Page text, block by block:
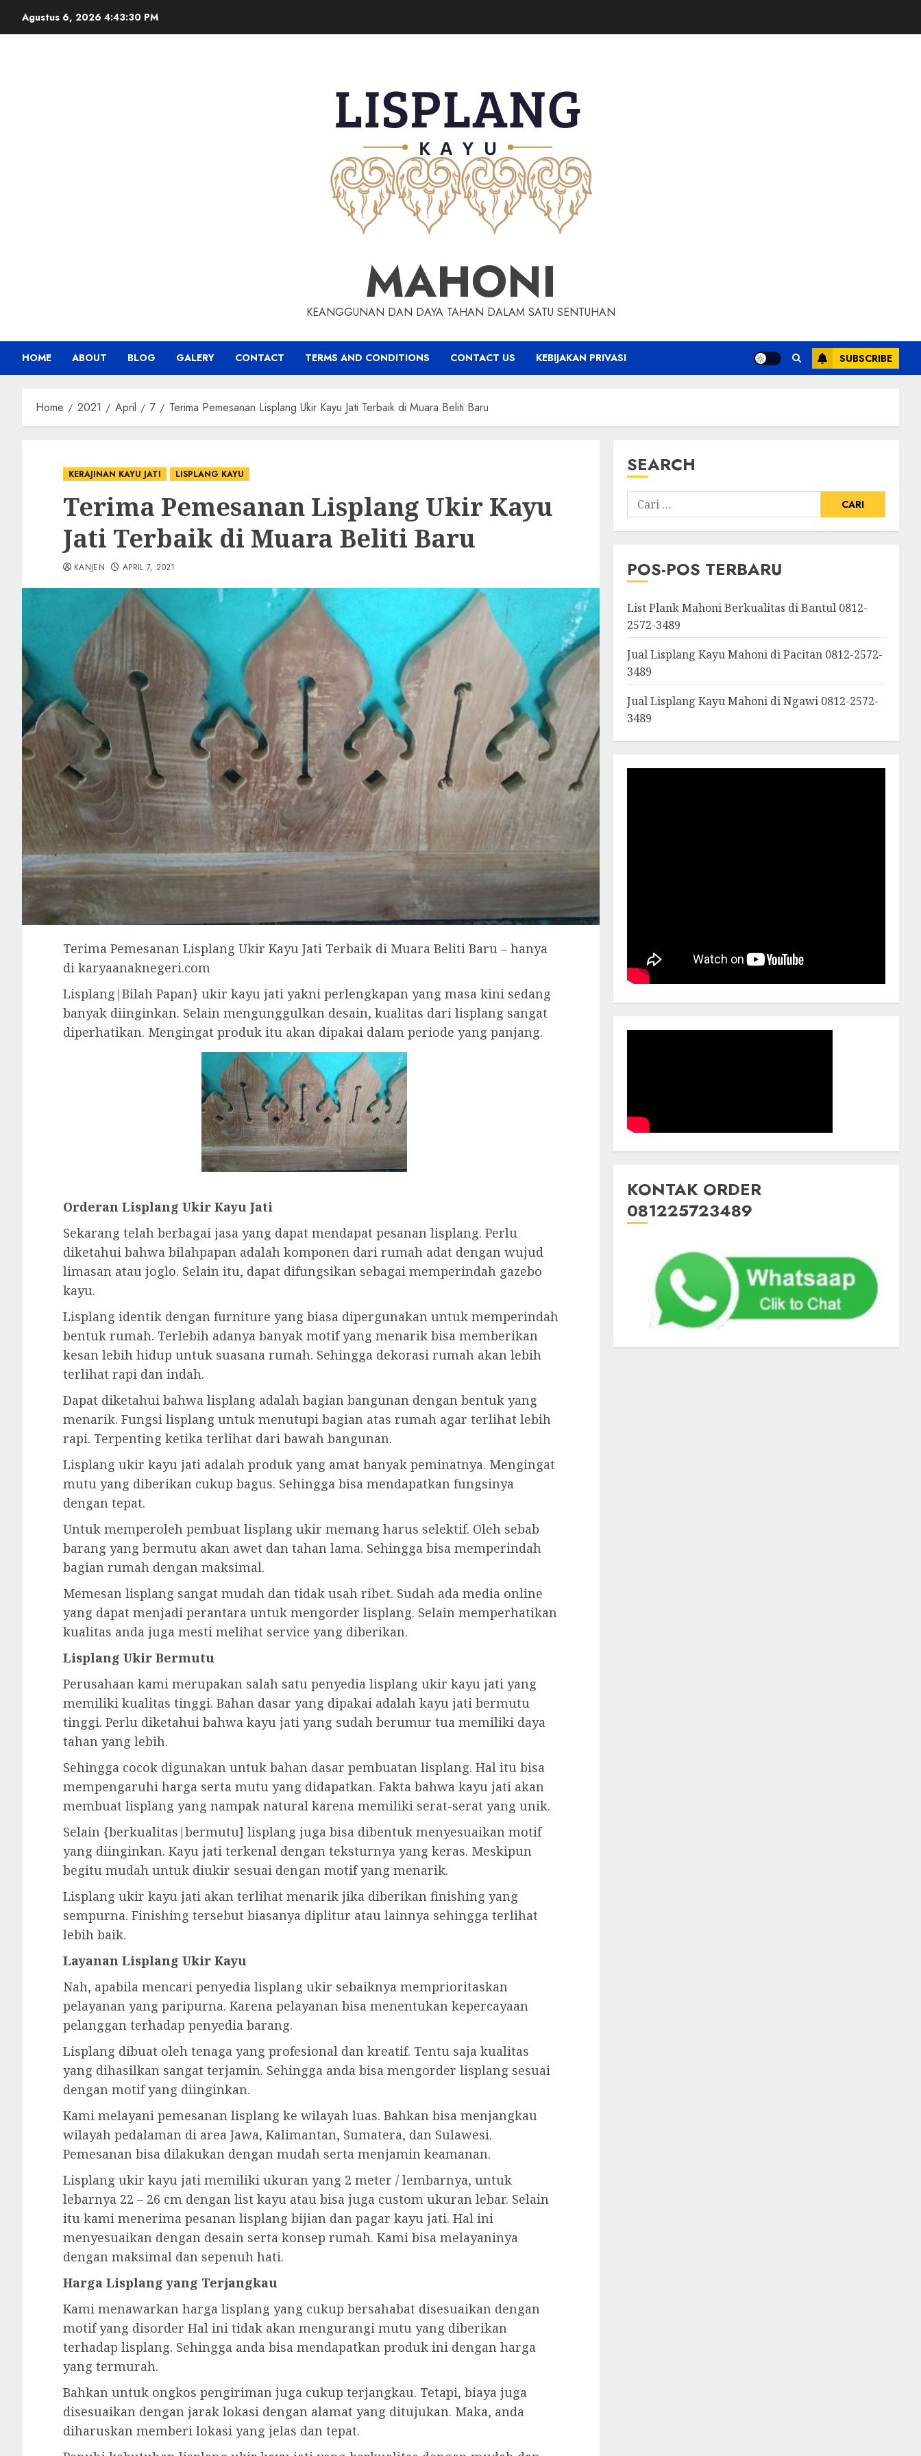
Agustus 6, 2026 4:43:31 PM
MAHONI
KEANGGUNAN DAN DAYA TAHAN DALAM SATU SENTUHAN
HOME ABOUT BLOG GALERY CONTACT TERMS AND CONDITIONS CONTACT US KEBIJAKAN PRIVASI SUBSCRIBE
Home 2021 April 7 Terima Pemesanan Lisplang Ukir Kayu Jati Terbaik di Muara Beliti Baru
KERAJINAN KAYU JATI LISPLANG KAYU
Terima Pemesanan Lisplang Ukir Kayu
Jati Terbaik di Muara Beliti Baru
KANJEN APRIL 7, 2021
Terima Pemesanan Lisplang Ukir Kayu Jati Terbaik di Muara Beliti Baru – hanya
di karyaanaknegeri.com
Lisplang|Bilah Papan} ukir kayu jati yakni perlengkapan yang masa kini sedang
banyak diinginkan. Selain mengunggulkan desain, kualitas dari lisplang sangat
diperhatikan. Mengingat produk itu akan dipakai dalam periode yang panjang.
Orderan Lisplang Ukir Kayu Jati
Sekarang telah berbagai jasa yang dapat mendapat pesanan lisplang. Perlu
diketahui bahwa bilahpapan adalah komponen dari rumah adat dengan wujud
limasan atau joglo. Selain itu, dapat difungsikan sebagai memperindah gazebo
kayu.
Lisplang identik dengan furniture yang biasa dipergunakan untuk memperindah
bentuk rumah. Terlebih adanya banyak motif yang menarik bisa memberikan
kesan lebih hidup untuk suasana rumah. Sehingga dekorasi rumah akan lebih
terlihat rapi dan indah.
Dapat diketahui bahwa lisplang adalah bagian bangunan dengan bentuk yang
menarik. Fungsi lisplang untuk menutupi bagian atas rumah agar terlihat lebih
rapi. Terpenting ketika terlihat dari bawah bangunan.
Lisplang ukir kayu jati adalah produk yang amat banyak peminatnya. Mengingat
mutu yang diberikan cukup bagus. Sehingga bisa mendapatkan fungsinya
dengan tepat.
Untuk memperoleh pembuat lisplang ukir memang harus selektif. Oleh sebab
barang yang bermutu akan awet dan tahan lama. Sehingga bisa memperindah
bagian rumah dengan maksimal.
Memesan lisplang sangat mudah dan tidak usah ribet. Sudah ada media online
yang dapat menjadi perantara untuk mengorder lisplang. Selain memperhatikan
kualitas anda juga mesti melihat service yang diberikan.
Lisplang Ukir Bermutu
Perusahaan kami merupakan salah satu penyedia lisplang ukir kayu jati yang
memiliki kualitas tinggi. Bahan dasar yang dipakai adalah kayu jati bermutu
tinggi. Perlu diketahui bahwa kayu jati yang sudah berumur tua memiliki daya
tahan yang lebih.
Sehingga cocok digunakan untuk bahan dasar pembuatan lisplang. Hal itu bisa
mempengaruhi harga serta mutu yang didapatkan. Fakta bahwa kayu jati akan
membuat lisplang yang nampak natural karena memiliki serat-serat yang unik.
Selain {berkualitas|bermutu] lisplang juga bisa dibentuk menyesuaikan motif
yang diinginkan. Kayu jati terkenal dengan teksturnya yang keras. Meskipun
begitu mudah untuk diukir sesuai dengan motif yang menarik.
Lisplang ukir kayu jati akan terlihat menarik jika diberikan finishing yang
sempurna. Finishing tersebut biasanya diplitur atau lainnya sehingga terlihat
lebih baik.
Layanan Lisplang Ukir Kayu
Nah, apabila mencari penyedia lisplang ukir sebaiknya memprioritaskan
pelayanan yang paripurna. Karena pelayanan bisa menentukan kepercayaan
pelanggan terhadap penyedia barang.
Lisplang dibuat oleh tenaga yang profesional dan kreatif. Tentu saja kualitas
yang dihasilkan sangat terjamin. Sehingga anda bisa mengorder lisplang sesuai
dengan motif yang diinginkan.
Kami melayani pemesanan lisplang ke wilayah luas. Bahkan bisa menjangkau
wilayah pedalaman di area Jawa, Kalimantan, Sumatera, dan Sulawesi.
Pemesanan bisa dilakukan dengan mudah serta menjamin keamanan.
Lisplang ukir kayu jati memiliki ukuran yang 2 meter / lembarnya, untuk
lebarnya 22 – 26 cm dengan list kayu atau bisa juga custom ukuran lebar. Selain
itu kami menerima pesanan lisplang bijian dan pagar kayu jati. Hal ini
menyesuaikan dengan desain serta konsep rumah. Kami bisa melayaninya
dengan maksimal dan sepenuh hati.
Harga Lisplang yang Terjangkau
Kami menawarkan harga lisplang yang cukup bersahabat disesuaikan dengan
motif yang disorder Hal ini tidak akan mengurangi mutu yang diberikan
terhadap lisplang. Sehingga anda bisa mendapatkan produk ini dengan harga
yang termurah.
Bahkan untuk ongkos pengiriman juga cukup terjangkau. Tetapi, biaya juga
disesuaikan dengan jarak lokasi dengan alamat yang ditujukan. Maka, anda
diharuskan memberi lokasi yang jelas dan tepat.
SEARCH
POS-POS TERBARU
List Plank Mahoni Berkualitas di Bantul 0812-
2572-3489
Jual Lisplang Kayu Mahoni di Pacitan 0812-2572-
3489
Jual Lisplang Kayu Mahoni di Ngawi 0812-2572-
3489
KONTAK ORDER
081225723489